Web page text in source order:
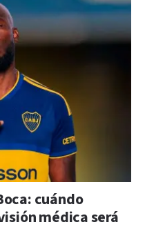
cuándo
médica será